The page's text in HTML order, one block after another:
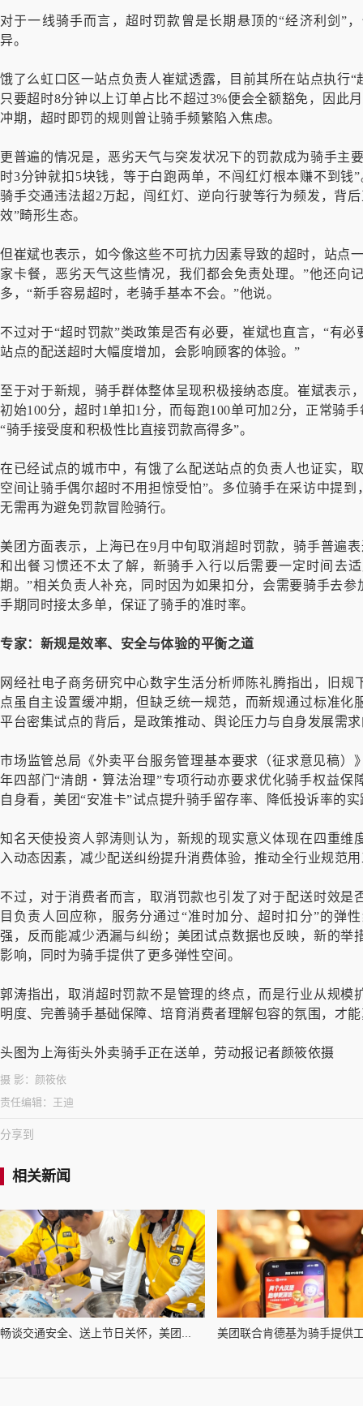
对于一线骑手而言，超时罚款曾是长期悬顶的“经济利剑”
异。
饿了么虹口区一站点负责人崔斌透露，目前其所在站点执行
只要超时8分钟以上订单占比不超过3%便会全额豁免，因此
冲期，超时即罚的规则曾让骑手频繁陷入焦虑。
更普遍的情况是，恶劣天气与突发状况下的罚款成为骑手主
时3分钟就扣5块钱，等于白跑两单，不闯红灯根本赚不到钱
骑手交通违法超2万起，闯红灯、逆向行驶等行为频发，背
效”畸形生态。
但崔斌也表示，如今像这些不可抗力因素导致的超时，站点
家卡餐，恶劣天气这些情况，我们都会免责处理。”他还向
多，“新手容易超时，老骑手基本不会。”他说。
不过对于“超时罚款”类政策是否有必要，崔斌也直言，“有
站点的配送超时大幅度增加，会影响顾客的体验。”
至于对于新规，骑手群体整体呈现积极接纳态度。崔斌表示
初始100分，超时1单扣1分，而每跑100单可加2分，正常骑
“骑手接受度和积极性比直接罚款高得多”。
在已经试点的城市中，有饿了么配送站点的负责人也证实，
空间让骑手偶尔超时不用担惊受怕”。多位骑手在采访中提
无需再为避免罚款冒险骑行。
美团方面表示，上海已在9月中旬取消超时罚款，骑手普遍
和出餐习惯还不太了解，新骑手入行以后需要一定时间去
期。”相关负责人补充，同时因为如果扣分，会需要骑手去
手期同时接太多单，保证了骑手的准时率。
专家：新规是效率、安全与体验的平衡之道
网经社电子商务研究中心数字生活分析师陈礼腾指出，旧
点虽自主设置缓冲期，但缺乏统一规范，而新规通过标准
平台密集试点的背后，是政策推动、舆论压力与自身发展需
市场监管总局《外卖平台服务管理基本要求（征求意见稿）
年四部门“清朗・算法治理”专项行动亦要求优化骑手权益
自身看，美团“安准卡”试点提升骑手留存率、降低投诉率的
知名天使投资人郭涛则认为，新规的现实意义体现在四重
入动态因素，减少配送纠纷提升消费体验，推动全行业规范
不过，对于消费者而言，取消罚款也引发了对于配送时效
目负责人回应称，服务分通过“准时加分、超时扣分”的弹
强，反而能减少洒漏与纠纷；美团试点数据也反映，新的
影响，同时为骑手提供了更多弹性空间。
郭涛指出，取消超时罚款不是管理的终点，而是行业从规
明度、完善骑手基础保障、培育消费者理解包容的氛围，才
头图为上海街头外卖骑手正在送单，劳动报记者颜筱依摄
摄 影： 颜筱依
责任编辑： 王迪
分享到
相关新闻
畅谈交通安全、送上节日关怀，美团... 美团联合肯德基为骑手提供